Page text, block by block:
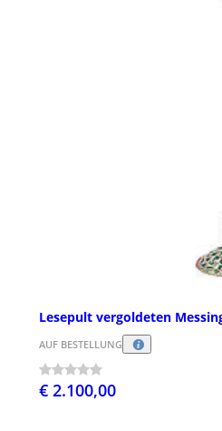
Lesepult vergoldeten
AUF BESTELLUNG
€ 2.100,00